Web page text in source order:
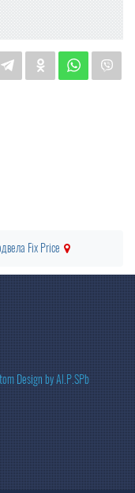
Fix Price
Design by Al.P.SPb